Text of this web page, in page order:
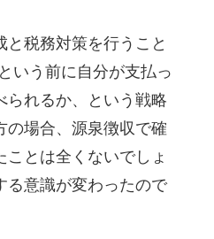
税務対策を行うこと
いう前に自分が支払っ
られるか、という戦略
の場合、源泉徴収で確
とは全くないでしょ
る意識が変わったので